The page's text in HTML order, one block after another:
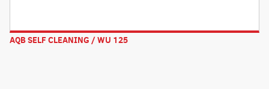
AQB SELF CLEANING / WU 125